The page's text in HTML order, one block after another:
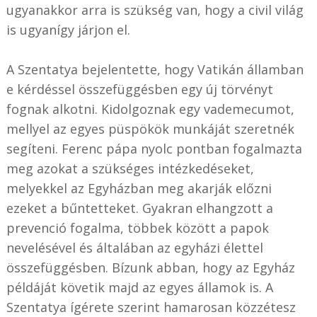
ugyanakkor arra is szükség van, hogy a civil világ
is ugyanígy járjon el.
A Szentatya bejelentette, hogy Vatikán államban
e kérdéssel összefüggésben egy új törvényt
fognak alkotni. Kidolgoznak egy vademecumot,
mellyel az egyes püspökök munkáját szeretnék
segíteni. Ferenc pápa nyolc pontban fogalmazta
meg azokat a szükséges intézkedéseket,
melyekkel az Egyházban meg akarják előzni
ezeket a bűntetteket. Gyakran elhangzott a
prevenció fogalma, többek között a papok
nevelésével és általában az egyházi élettel
összefüggésben. Bízunk abban, hogy az Egyház
példáját követik majd az egyes államok is. A
Szentatya ígérete szerint hamarosan közzétesz